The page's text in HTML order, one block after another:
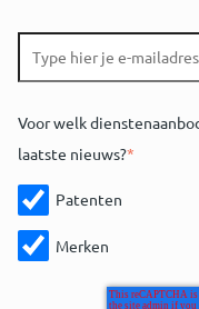
Voor welk
laatste nieuws?*
Patenten
Merken